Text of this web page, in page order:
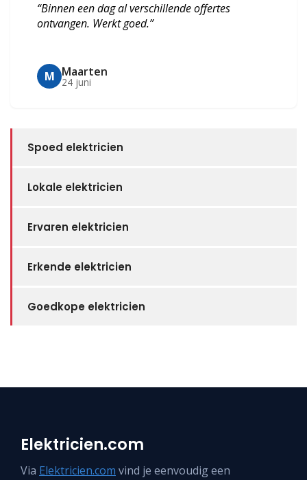
“Binnen een dag al verschillende offertes
ontvangen. Werkt goed.”
M Maarten
24 juni
Spoed elektricien
Lokale elektricien
Ervaren elektricien
Erkende elektricien
Goedkope elektricien
Elektricien.com
Via Elektricien.com vind je eenvoudig een